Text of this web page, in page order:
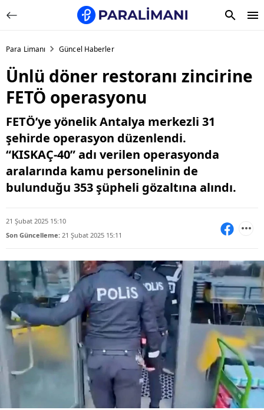
Para Limanı Güncel Haberler
Ünlü döner restoranı zincirine
FETÖ operasyonu
FETÖ’ye yönelik Antalya merkezli 31
şehirde operasyon düzenlendi.
“KISKAÇ-40” adı verilen operasyonda
aralarında kamu personelinin de
bulunduğu 353 şüpheli gözaltına alındı.
21 Şubat 2025 15:10
Son Güncelleme: 21 Şubat 2025 15:11